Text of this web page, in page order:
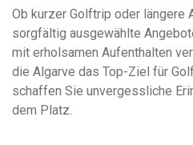
Ob kurzer Golftrip oder längere
sorgfältig ausgewählte
mit erholsamen Aufenthalten
die Algarve das Top-Ziel für
schaffen Sie unvergessliche
dem Platz.